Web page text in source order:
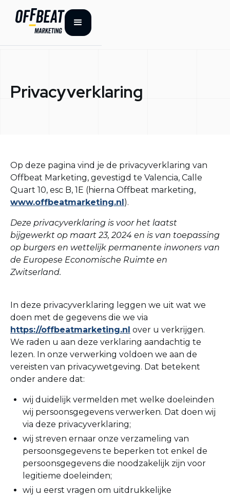
Privacyverklaring
Op deze pagina vind je de privacyverklaring van
Offbeat Marketing, gevestigd te Valencia, Calle
Quart 10, esc B, 1E (hierna Offbeat marketing,
www.offbeatmarketing.nl).
Deze privacyverklaring is voor het laatst
bijgewerkt op maart 23, 2024 en is van toepassing
op burgers en wettelijk permanente inwoners van
de Europese Economische Ruimte en
Zwitserland.
In deze privacyverklaring leggen we uit wat we
doen met de gegevens die we via
https://offbeatmarketing.nl over u verkrijgen.
We raden u aan deze verklaring aandachtig te
lezen. In onze verwerking voldoen we aan de
vereisten van privacywetgeving. Dat betekent
onder andere dat:
wij duidelijk vermelden met welke doeleinden
wij persoonsgegevens verwerken. Dat doen wij
via deze privacyverklaring;
wij streven ernaar onze verzameling van
persoonsgegevens te beperken tot enkel de
persoonsgegevens die noodzakelijk zijn voor
legitieme doeleinden;
wij u eerst vragen om uitdrukkelijke